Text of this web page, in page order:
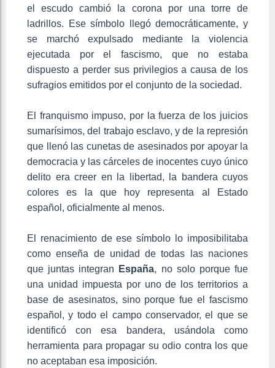
el escudo cambió la corona por una torre de
ladrillos. Ese símbolo llegó democráticamente, y
se marchó expulsado mediante la violencia
ejecutada por el fascismo, que no estaba
dispuesto a perder sus privilegios a causa de los
sufragios emitidos por el conjunto de la sociedad.
El franquismo impuso, por la fuerza de los juicios
sumarísimos, del trabajo esclavo, y de la represión
que llenó las cunetas de asesinados por apoyar la
democracia y las cárceles de inocentes cuyo único
delito era creer en la libertad, la bandera cuyos
colores es la que hoy representa al Estado
español, oficialmente al menos.
El renacimiento de ese símbolo lo imposibilitaba
como enseña de unidad de todas las naciones
que juntas integran
España, no solo porque fue
una unidad impuesta por uno de los territorios a
base de asesinatos, sino porque fue el fascismo
español, y todo el campo conservador, el que se
identificó con esa bandera, usándola como
herramienta para propagar su odio contra los que
no aceptaban esa imposición.